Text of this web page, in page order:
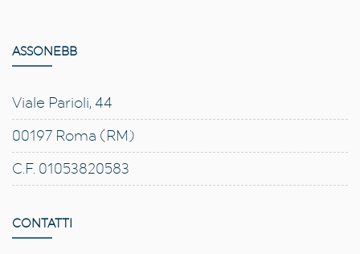
ASSONEBB
Viale Parioli, 44
00197 Roma (RM)
C.F. 01053820583
CONTATTI